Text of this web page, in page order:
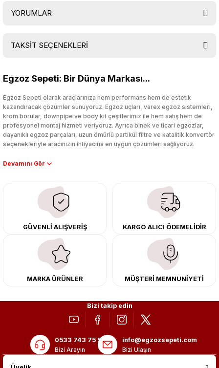
YORUMLAR
TAKSİT SEÇENEKLERİ
Egzoz Sepeti: Bir Dünya Markası...
Egzoz Sepeti olarak araçlarınıza hem performans hem de estetik
kazandıracak çözümler sunuyoruz. Egzoz uçları, varex egzoz sistemleri,
krom borular, downpipe ve body kit çeşitlerimiz ile hem satış hem de
profesyonel montaj hizmeti veriyoruz. Ayrıca binek ve ticari egzozlar,
dayanıklı egzoz parçaları, uzun ömürlü partikül filtre ve katalitik konvertör
seçenekleriyle aracınızın ihtiyacına en uygun çözümleri sağlıyoruz.
Performans artışı isteyen sürücüler için özel performans egzozları ve
çıkma orijinal ürünler ile yenileyebilir, body kit uygulamalarıyla aracınızın
tasarımını ve aerodinamisini üst seviyeye taşıyabilirsiniz.
Tüm ürünlerimiz orijinal, dayanıklı ve uzun ömürlüdür. İstanbul’daki montaj
merkezimizde profesyonel montaj yapıyor, Türkiye’nin her yerine güvenli
kargo ile teslimat gerçekleştiriyoruz. Aracınıza değer katmak için doğru
adres: Egzoz Sepeti.
GÜVENLİ ALIŞVERİŞ KARGO ALICI ÖDEMELİDİR
MARKA ÜRÜNLER MÜŞTERİ MEMNUNİYETİ
Bizi takip edin
0533 743 75 56
Bizi Arayın
info@egzozsepeti.com
Bizi Ulaşın